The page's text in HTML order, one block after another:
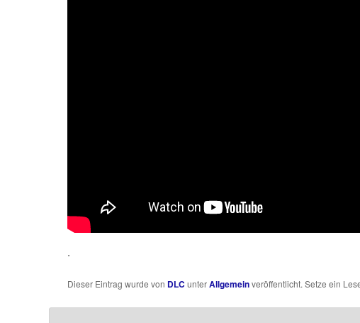
.
Dieser Eintrag wurde von DLC unterAllgemeinveröffentlicht. Setze ein